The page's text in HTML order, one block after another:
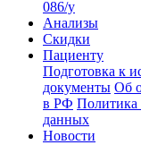
086/у
Анализы
Скидки
Пациенту
Подготовка к
документы Об
в РФ Политика
данных
Новости